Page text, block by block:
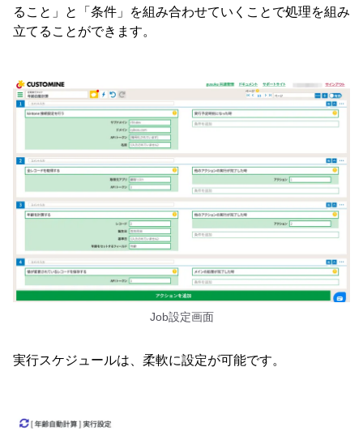
ること」と「条件」を組み合わせていくことで処理を組み
立てることができます。
Job設定画面
実行スケジュールは、柔軟に設定が可能です。